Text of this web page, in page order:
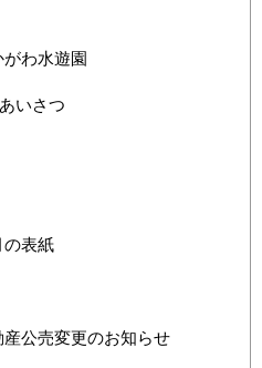
がわ水遊園
いさつ
の表紙
産公売変更のお知らせ